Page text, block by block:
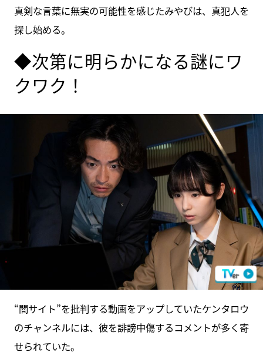
真剣な言葉に無実の可能性を感じたみやびは、真犯人を
探し始める。
◆次第に明らかになる謎にワ
クワク！
“闇サイト”を批判する動画をアップしていたケンタロウ
のチャンネルには、彼を誹謗中傷するコメントが多く寄
せられていた。